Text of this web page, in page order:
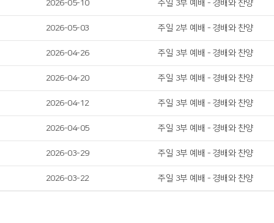
2026-05-10 주일 3부 예배 - 경배와 찬양
2026-05-03 주일 2부 예배 - 경배와 찬양
2026-04-26 주일 3부 예배 - 경배와 찬양
2026-04-20 주일 3부 예배 - 경배와 찬양
2026-04-12 주일 3부 예배 - 경배와 찬양
2026-04-05 주일 3부 예배 - 경배와 찬양
2026-03-29 주일 3부 예배 - 경배와 찬양
2026-03-22 주일 3부 예배 - 경배와 찬양